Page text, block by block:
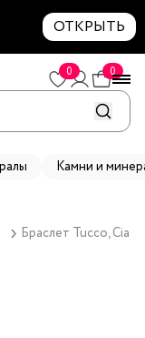
ОТКРЫТЬ
0 0
Камни и
Браслет Tucco,